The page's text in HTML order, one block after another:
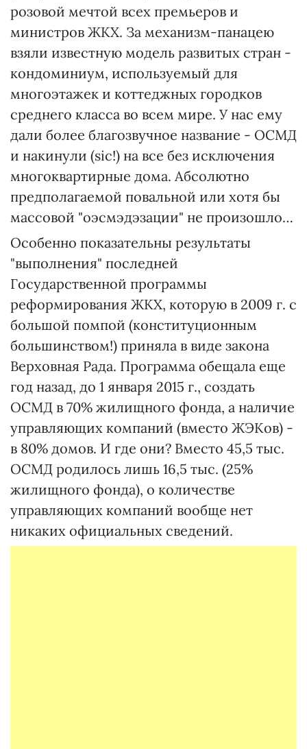
розовой мечтой всех премьеров и
министров ЖКХ. За механизм-панацею
взяли известную модель развитых стран -
кондоминиум, используемый для
многоэтажек и коттеджных городков
среднего класса во всем мире. У нас ему
дали более благозвучное название - ОСМД
и накинули (siс!) на все без исключения
многоквартирные дома. Абсолютно
предполагаемой повальной или хотя бы
массовой "оэсмэдэзации" не произошло…
Особенно показательны результаты
"выполнения" последней
Государственной программы
реформирования ЖКХ, которую в 2009 г. с
большой помпой (конституционным
большинством!) приняла в виде закона
Верховная Рада. Программа обещала еще
год назад, до 1 января 2015 г., создать
ОСМД в 70% жилищного фонда, а наличие
управляющих компаний (вместо ЖЭКов) -
в 80% домов. И где они? Вместо 45,5 тыс.
ОСМД родилось лишь 16,5 тыс. (25%
жилищного фонда), о количестве
управляющих компаний вообще нет
никаких официальных сведений.